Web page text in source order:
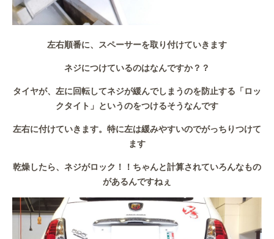
左右順番に、スペーサーを取り付けていきます
ネジにつけているのはなんですか？？
タイヤが、左に回転してネジが緩んでしまうのを防止する「ロッ
クタイト」というのをつけるそうなんです
左右に付けていきます。特に左は緩みやすいのでがっちりつけて
ます
乾燥したら、ネジがロック！！ちゃんと計算されていろんなもの
があるんですねぇ